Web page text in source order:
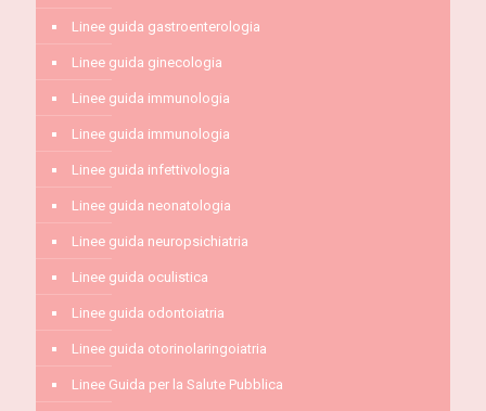
Linee guida gastroenterologia
Linee guida ginecologia
Linee guida immunologia
Linee guida immunologia
Linee guida infettivologia
Linee guida neonatologia
Linee guida neuropsichiatria
Linee guida oculistica
Linee guida odontoiatria
Linee guida otorinolaringoiatria
Linee Guida per la Salute Pubblica